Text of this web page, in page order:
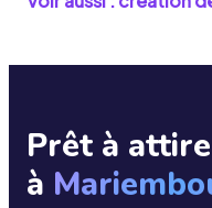
Prêt à
à